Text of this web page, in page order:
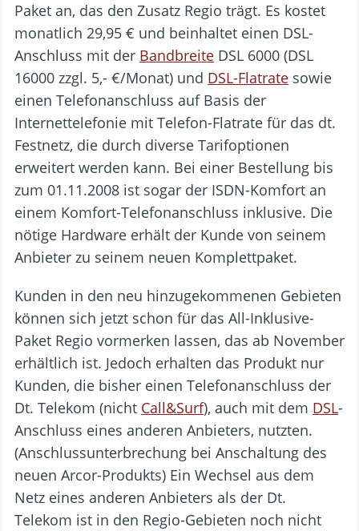
Paket an, das den Zusatz Regio trägt. Es kostet
monatlich 29,95 € und beinhaltet einen DSL-
Anschluss mit der Bandbreite DSL 6000 (DSL
16000 zzgl. 5,- €/Monat) und DSL-Flatrate sowie
einen Telefonanschluss auf Basis der
Internettelefonie mit Telefon-Flatrate für das dt.
Festnetz, die durch diverse Tarifoptionen
erweitert werden kann. Bei einer Bestellung bis
zum 01.11.2008 ist sogar der ISDN-Komfort an
einem Komfort-Telefonanschluss inklusive. Die
nötige Hardware erhält der Kunde von seinem
Anbieter zu seinem neuen Komplettpaket.
Kunden in den neu hinzugekommenen Gebieten
können sich jetzt schon für das All-Inklusive-
Paket Regio vormerken lassen, das ab November
erhältlich ist. Jedoch erhalten das Produkt nur
Kunden, die bisher einen Telefonanschluss der
Dt. Telekom (nicht Call&Surf), auch mit dem DSL-
Anschluss eines anderen Anbieters, nutzten.
(Anschlussunterbrechung bei Anschaltung des
neuen Arcor-Produkts) Ein Wechsel aus dem
Netz eines anderen Anbieters als der Dt.
Telekom ist in den Regio-Gebieten noch nicht